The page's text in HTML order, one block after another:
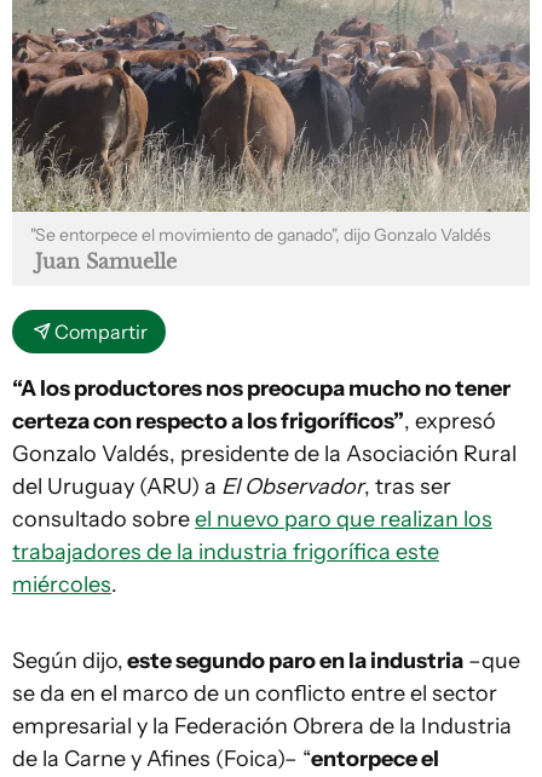
"Se entorpece el movimiento de ganado", dijo Gonzalo Valdés
Juan Samuelle
Compartir
“A los productores nos preocupa mucho no tener
certeza con respecto a los frigoríficos”, expresó
Gonzalo Valdés, presidente de la Asociación Rural
del Uruguay (ARU) a El Observador, tras ser
consultado sobreel nuevo paro que realizan los
trabajadores de la industria frigorífica este
miércoles.
Según dijo,este segundo paro en la industria –que
se da en el marco de un conflicto entre el sector
empresarial y la Federación Obrera de la Industria
de la Carne y Afines (Foica)– “entorpece el